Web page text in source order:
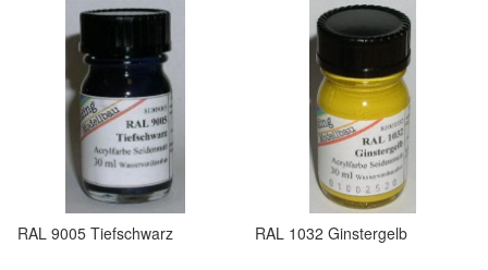
RAL 9005 Tiefschwarz RAL 1032 Ginstergelb